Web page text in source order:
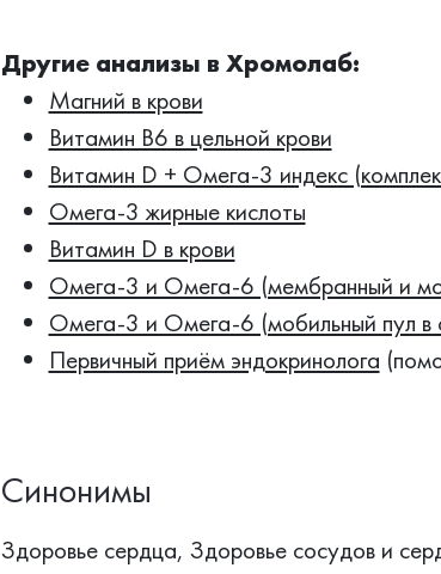
Другие анализы в Хромолаб:
Магний в крови
Витамин B6 в цельной крови
Витамин D + Омега-3 индекс
Омега-3 жирные кислоты
Витамин D в крови
Омега-3 и Омега-6 (мембранный и
Омега-3 и Омега-6 (мобильный пул в
Первичный приём эндокринолога
Синонимы
Здоровье сердца, Здоровье сосудов и